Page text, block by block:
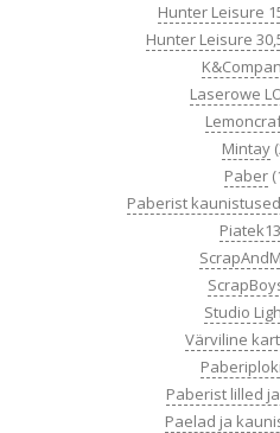
Hunter Leisure
Hunter Leisure
Laserowe
Mintay
Paber
Paberist
Piatek13
Studio
Värviline
Paberist lilled
Paelad ja